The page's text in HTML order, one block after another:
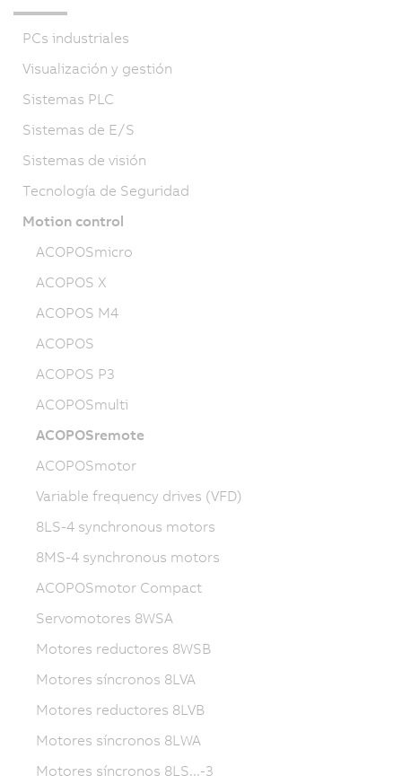
PCs industriales
Visualización y gestión
Sistemas PLC
Sistemas de E/S
Sistemas de visión
Tecnología de Seguridad
Motion control
ACOPOSmicro
ACOPOS X
ACOPOS M4
ACOPOS
ACOPOS P3
ACOPOSmulti
ACOPOSremote
ACOPOSmotor
Variable frequency drives (VFD)
8LS-4 synchronous motors
8MS-4 synchronous motors
ACOPOSmotor Compact
Servomotores 8WSA
Motores reductores 8WSB
Motores síncronos 8LVA
Motores reductores 8LVB
Motores síncronos 8LWA
Motores síncronos 8LS...-3